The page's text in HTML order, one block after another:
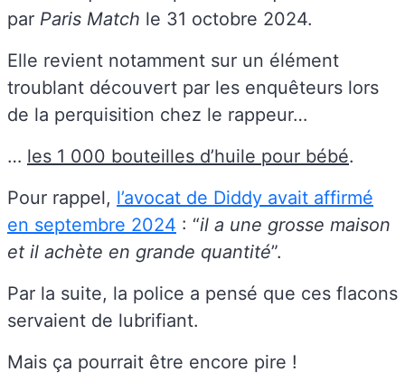
par Paris Match le 31 octobre 2024.
Elle revient notamment sur un élément
troublant découvert par les enquêteurs lors
de la perquisition chez le rappeur…
… les 1 000 bouteilles d’huile pour bébé.
Pour rappel, l’avocat de Diddy avait affirmé
en septembre 2024 : “il a une grosse maison
et il achète en grande quantité”.
Par la suite, la police a pensé que ces flacons
servaient de lubrifiant.
Mais ça pourrait être encore pire !